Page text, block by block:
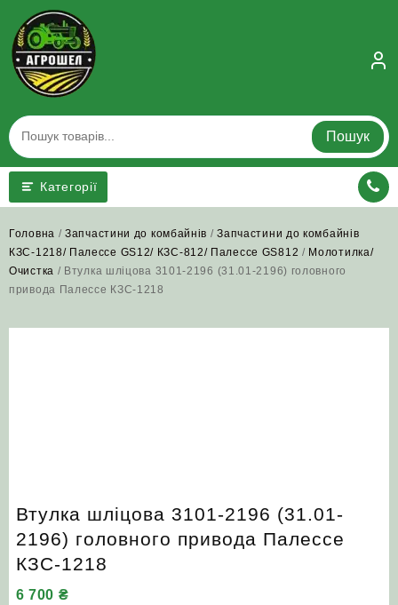
content
Пошук
Категорії
Головна /Запчастини до комбайнів /Запчастини до комбайнів
КЗС-1218/ Палессе GS12/ КЗС-812/ Палессе GS812 / Молотилка/
Очистка / Втулка шліцова 3101-2196 (31.01-2196) головного
привода Палессе КЗС-1218
Втулка шліцова 3101-2196 (31.01-
2196) головного привода Палессе
КЗС-1218
6 700 ₴